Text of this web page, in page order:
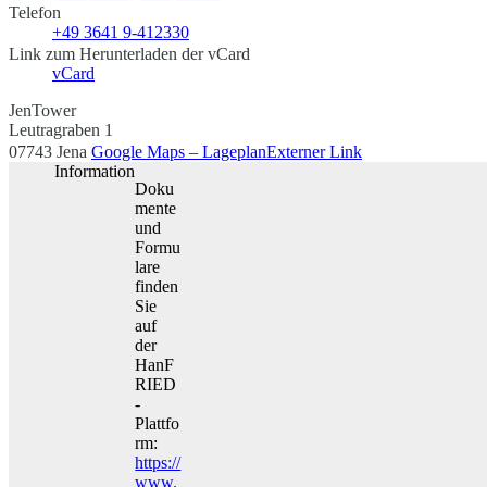
Telefon
+49 3641 9-412330
Link zum Herunterladen der vCard
vCard
JenTower
Leutragraben 1
07743 Jena Google Maps – LageplanExterner Link
Information
Doku
mente
und
Formu
lare
finden
Sie
auf
der
HanF
RIED
-
Plattfo
rm:
https://
www.